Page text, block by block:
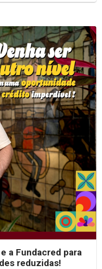
a Fundacred para
reduzidas!